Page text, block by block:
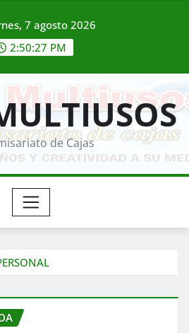
7 agosto 2026
2:50:28 PM
de Cajas